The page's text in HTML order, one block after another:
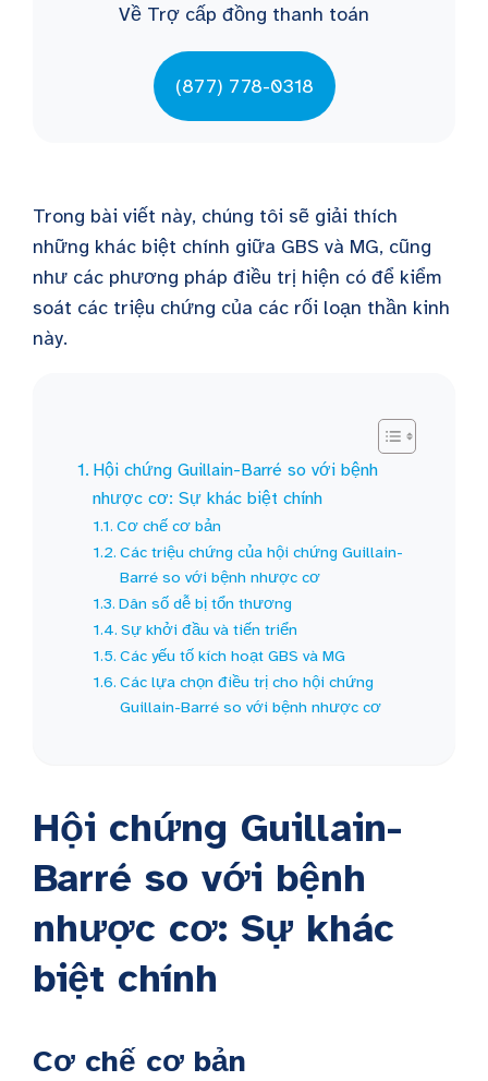
Về Trợ cấp đồng thanh toán
(877) 778-0318
Trong bài viết này, chúng tôi sẽ giải thích
những khác biệt chính giữa GBS và MG, cũng
như các phương pháp điều trị hiện có để kiểm
soát các triệu chứng của các rối loạn thần kinh
này.
Hội chứng Guillain-Barré so với bệnh
nhược cơ: Sự khác biệt chính
Cơ chế cơ bản
Các triệu chứng của hội chứng Guillain-
Barré so với bệnh nhược cơ
Dân số dễ bị tổn thương
Sự khởi đầu và tiến triển
Các yếu tố kích hoạt GBS và MG
Các lựa chọn điều trị cho hội chứng
Guillain-Barré so với bệnh nhược cơ
Hội chứng Guillain-
Barré so với bệnh
nhược cơ: Sự khác
biệt chính
Cơ chế cơ bản